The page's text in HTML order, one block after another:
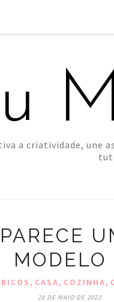
a criatividade, une
MODELO
, CASA, COZINHA,
28 DE MAIO DE 2023